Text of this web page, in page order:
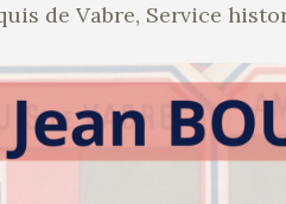
de Vabre, Service